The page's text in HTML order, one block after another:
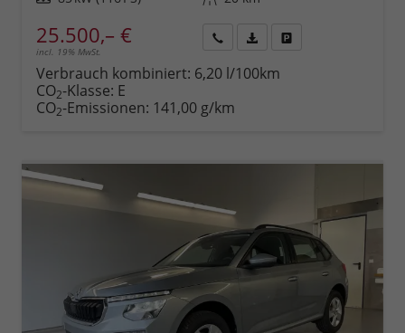
25.500,– €
incl. 19% MwSt.
anfordern
Datei,
Verbrauch kombiniert: 6,20 l/100km
CO2-Klasse: E
CO2-Emissionen: 141,00 g/km